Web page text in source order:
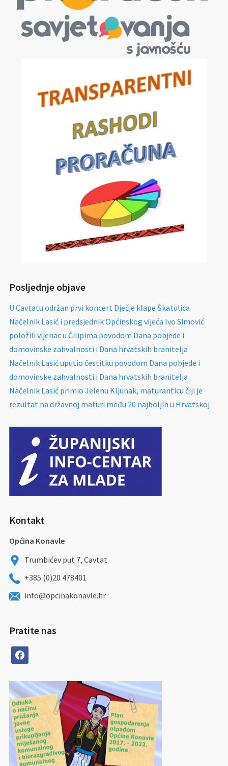
Posljednje objave
U Cavtatu održan prvi koncert Dječje klape Škatulica
Načelnik Lasić i predsjednik Općinskog vijeća Ivo Simović
položili vijenac u Čilipima povodom Dana pobjede i
domovinske zahvalnosti i Dana hrvatskih branitelja
Načelnik Lasić uputio čestitku povodom Dana pobjede i
domovinske zahvalnosti i Dana hrvatskih branitelja
Načelnik Lasić primio Jelenu Kljunak, maturanticu čiji je
rezultat na državnoj maturi među 20 najboljih u Hrvatskoj
Kontakt
Općina Konavle
Trumbićev put 7, Cavtat
+385 (0)20 478401
info@opcinakonavle.hr
Pratite nas
facebook